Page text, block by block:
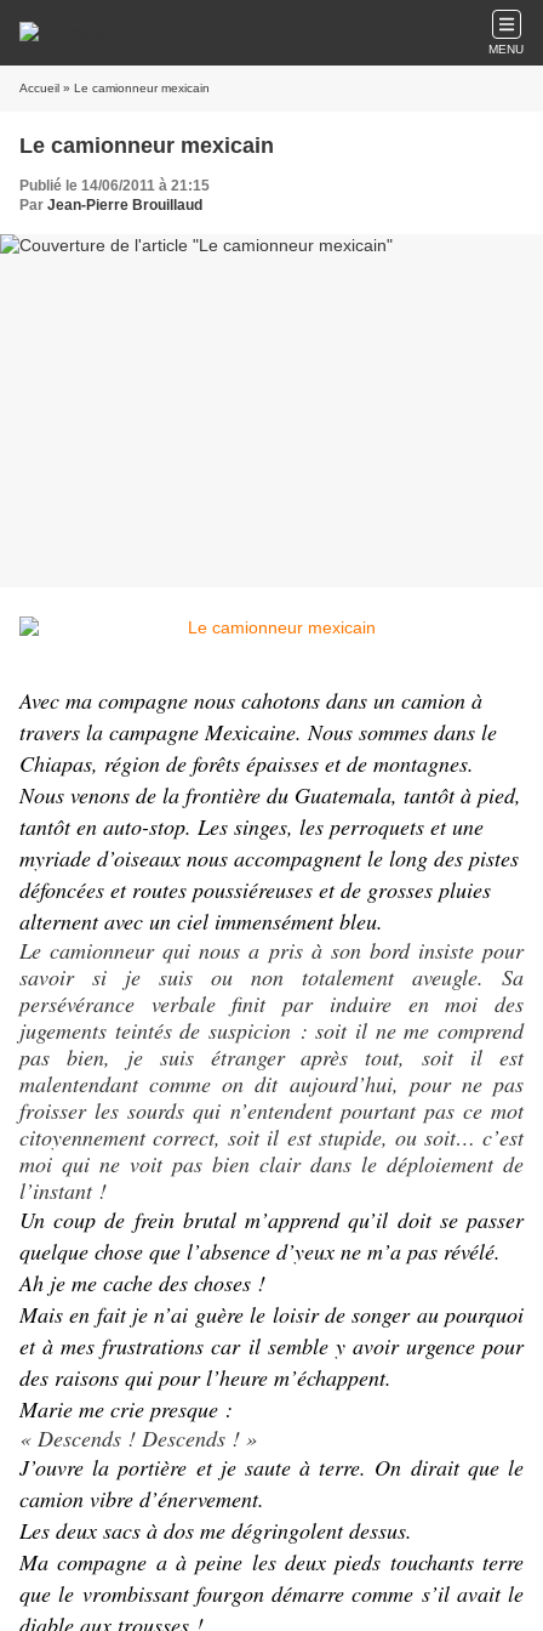
MENU
Accueil » Le camionneur mexicain
Le camionneur mexicain
Publié le 14/06/2011 à 21:15
Par Jean-Pierre Brouillaud
Avec ma compagne nous cahotons dans un camion à
travers la campagne Mexicaine. Nous sommes dans le
Chiapas, région de forêts épaisses et de montagnes.
Nous venons de la frontière du Guatemala, tantôt à pied,
tantôt en auto-stop. Les singes, les perroquets et une
myriade d’oiseaux nous accompagnent le long des pistes
défoncées et routes poussiéreuses et de grosses pluies
alternent avec un ciel immensément bleu.
Le camionneur qui nous a pris à son bord insiste pour
savoir si je suis ou non totalement aveugle. Sa
persévérance verbale finit par induire en moi des
jugements teintés de suspicion : soit il ne me comprend
pas bien, je suis étranger après tout, soit il est
malentendant comme on dit aujourd’hui, pour ne pas
froisser les sourds qui n’entendent pourtant pas ce mot
citoyennement correct, soit il est stupide, ou soit… c’est
moi qui ne voit pas bien clair dans le déploiement de
l’instant !
Un coup de frein brutal m’apprend qu’il doit se passer
quelque chose que l’absence d’yeux ne m’a pas révélé.
Ah je me cache des choses !
Mais en fait je n’ai guère le loisir de songer au pourquoi
et à mes frustrations car il semble y avoir urgence pour
des raisons qui pour l’heure m’échappent.
Marie me crie presque :
« Descends ! Descends ! »
J’ouvre la portière et je saute à terre. On dirait que le
camion vibre d’énervement.
Les deux sacs à dos me dégringolent dessus.
Ma compagne a à peine les deux pieds touchants terre
que le vrombissant fourgon démarre comme s’il avait le
diable aux trousses !